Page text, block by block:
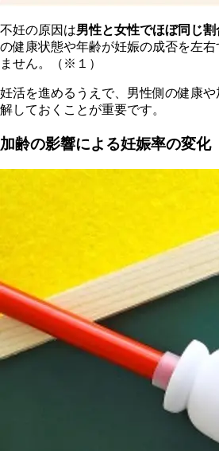
不妊の原因は男性と女性でほぼ同じ割
の健康状態や年齢が妊娠の成否を左
ません。（※１）
妊活を進めるうえで、男性側の健康
解しておくことが重要です。
加齢の影響による妊娠率の変化